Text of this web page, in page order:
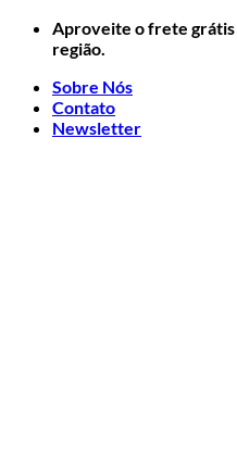
Skip
Aproveite o frete grátis
região.
Sobre Nós
Contato
Newsletter